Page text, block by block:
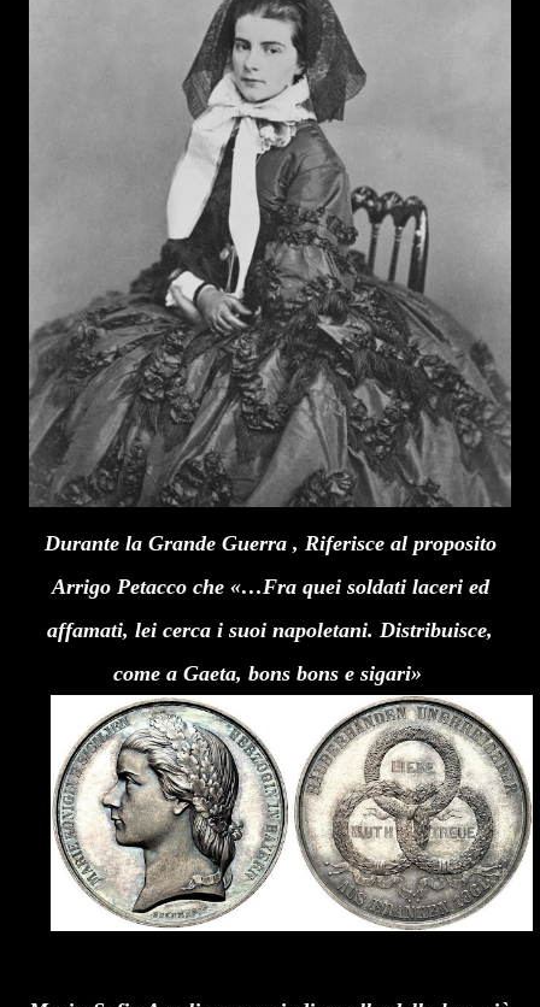
Durante la Grande Guerra , Riferisce al proposito
Arrigo Petacco che «…Fra quei soldati laceri ed
affamati, lei cerca i suoi napoletani. Distribuisce,
come a Gaeta, bons bons e sigari»